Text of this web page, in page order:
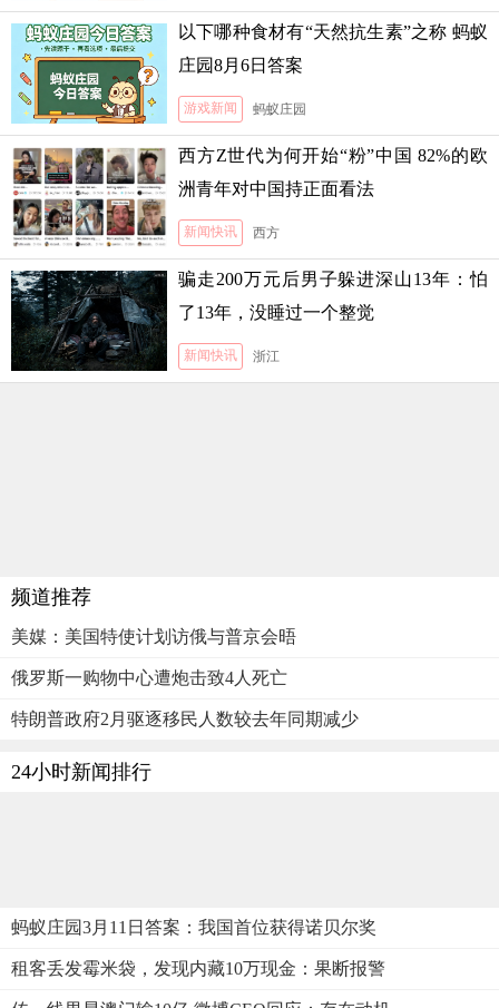
以下哪种食材有“天然抗生素”之称 蚂蚁
庄园8月6日答案
游戏新闻 蚂蚁庄园
西方Z世代为何开始“粉”中国 82%的欧
洲青年对中国持正面看法
新闻快讯 西方
骗走200万元后男子躲进深山13年：怕
了13年，没睡过一个整觉
新闻快讯 浙江
频道推荐
美媒：美国特使计划访俄与普京会晤
俄罗斯一购物中心遭炮击致4人死亡
特朗普政府2月驱逐移民人数较去年同期减少
24小时新闻排行
蚂蚁庄园3月11日答案：我国首位获得诺贝尔奖
租客丢发霉米袋，发现内藏10万现金：果断报警